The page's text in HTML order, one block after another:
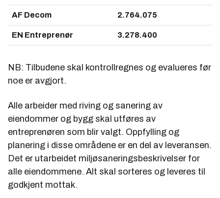
AF Decom 2.764.075
EN Entreprenør 3.278.400
NB: Tilbudene skal kontrollregnes og evalueres før
noe er avgjort.
Alle arbeider med riving og sanering av
eiendommer og bygg skal utføres av
entreprenøren som blir valgt. Oppfylling og
planering i disse områdene er en del av leveransen.
Det er utarbeidet miljøsaneringsbeskrivelser for
alle eiendommene. Alt skal sorteres og leveres til
godkjent mottak.